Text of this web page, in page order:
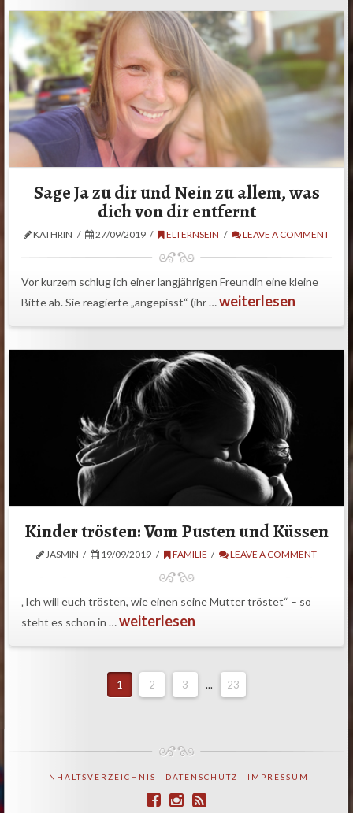
Sage Ja zu dir und Nein zu allem, was
dich von dir entfernt
KATHRIN 27/09/2019 ELTERNSEIN LEAVE A COMMENT
Vor kurzem schlug ich einer langjährigen Freundin eine kleine
Bitte ab. Sie reagierte „angepisst“ (ihr …weiterlesen
Kinder trösten: Vom Pusten und Küssen
JASMIN 19/09/2019 FAMILIE LEAVE A COMMENT
„Ich will euch trösten, wie einen seine Mutter tröstet“ – so
steht es schon in …weiterlesen
1 2 3 ... 23
INHALTSVERZEICHNIS DATENSCHUTZ IMPRESSUM